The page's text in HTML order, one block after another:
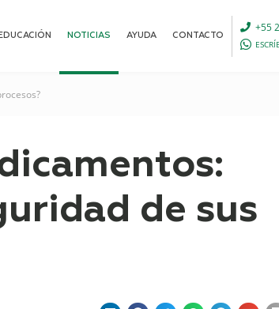
EDUCACIÓN NOTICIAS AYUDA CONTACTO
+55
de sus